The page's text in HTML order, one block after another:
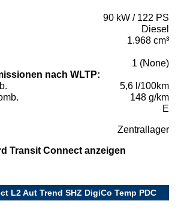
90 kW / 122 PS
Diesel
1.968 cm³
1 (None)
nach WLTP:
5,6 l/100km
148 g/km
E
Zentrallager
Transit Connect anzeigen
L2 Aut Trend SHZ DigiCo Temp PDC